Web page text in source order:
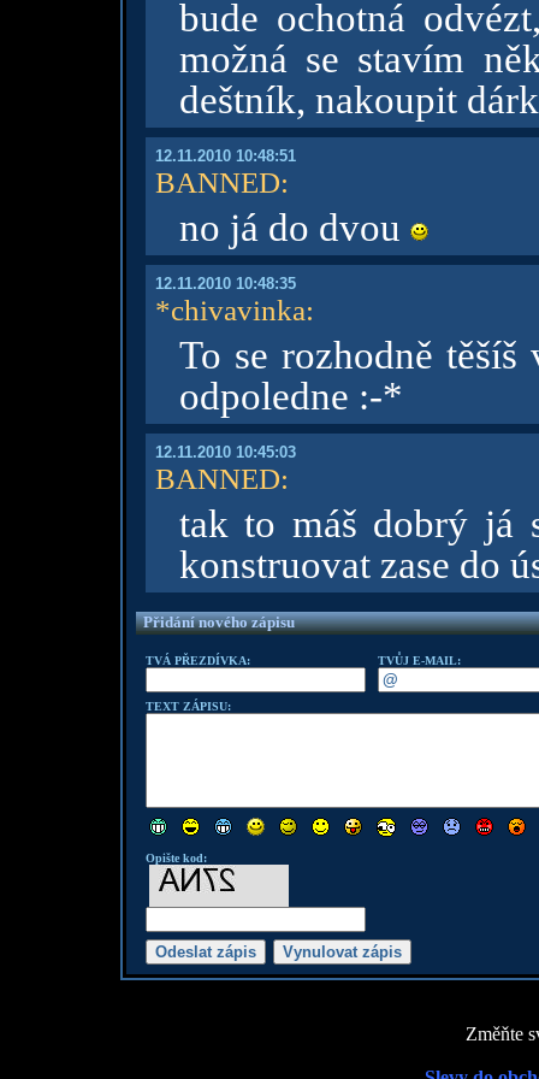
bude ochotná
možná se stavím
deštník, nakoupit
12.11.2010 10:48:51
BANNED:
no já do dvou
12.11.2010 10:48:35
*chivavinka:
To se rozhodně
odpoledne :-*
12.11.2010 10:45:03
BANNED:
tak to máš dobrý já
konstruovat zase do
Přidání nového zápisu
TVÁ PŘEZDÍVKA: TVŮJ E-MAIL:
TEXT ZÁPISU:
Opište kod:
Změňte